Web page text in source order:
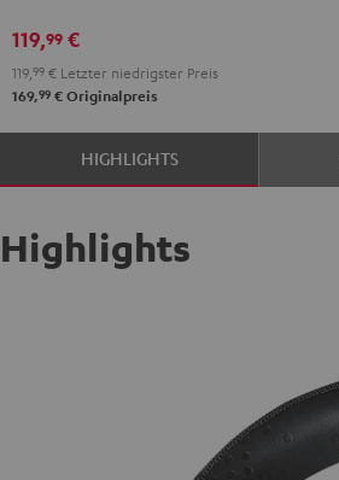
Pack
Night
Black
/
119,99 €
119, 99 € Letzter niedrigster Preis
169,99 € Originalpreis
HIGHLIGHTS
Highlights